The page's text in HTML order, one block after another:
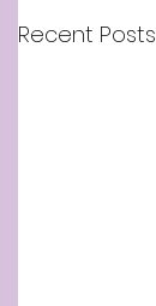
Recent Posts